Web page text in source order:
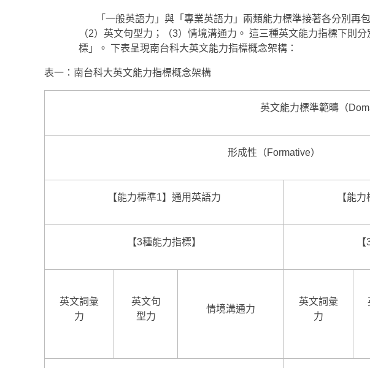
「一般英語力」與「專業英語力」兩類能力標準接著各分別再
（2）英文句型力；（3）情境溝通力。 這三種英文能力指標下則
標」。 下表呈現南台科大英文能力指標概念架構：
表一：南台科大英文能力指標概念架構
英文能力標準範疇（
形成性（Formative）
【能力標準1】通用英語力 【能
【3種能力指標】
英文詞彙
力
英文句
型力
情境溝通力
英文詞彙
力